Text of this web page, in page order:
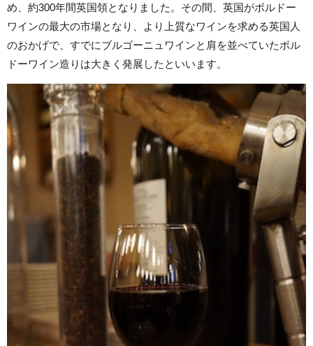
め、約300年間英国領となりました。その間、英国がボルドー
ワインの最大の市場となり、より上質なワインを求める英国人
のおかげで、すでにブルゴーニュワインと肩を並べていたボル
ドーワイン造りは大きく発展したといいます。